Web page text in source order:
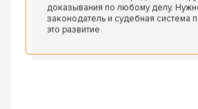
доказывания по любому делу.
законодатель и судебная система
это развитие.